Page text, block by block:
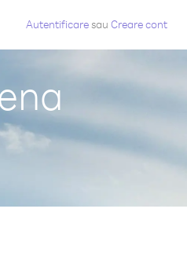
Autentificaresau Creare cont